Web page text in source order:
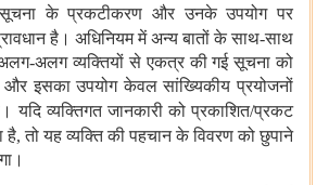
सूचना के प्रकटीकरण और उनके उपयोग पर
है। अधिनियम में अन्य बातों के साथ-साथ
अलग व्यक्तियों से एकत्र की गई सूचना को
और इसका उपयोग केवल सांख्यिकीय प्रयोजनों
यदि व्यक्तिगत जानकारी को प्रकाशित/प्रकट
तो यह व्यक्ति की पहचान के विवरण को छुपाने